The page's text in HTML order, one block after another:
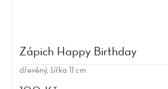
Zápich Happy Birthday
dřevěný, šířka 11 cm